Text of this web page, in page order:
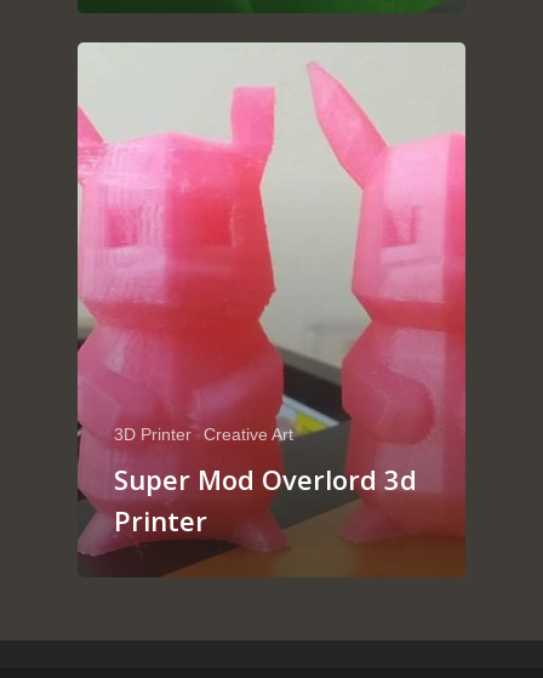
3D Printer Creative Art
Super Mod Overlord 3d
Printer
MyProject